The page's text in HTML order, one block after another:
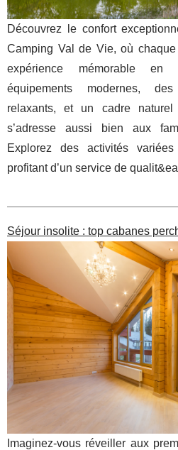
Découvrez le confort
Camping Val de Vie, où
expérience mémorable
équipements modernes,
relaxants, et un cadre
s’adresse aussi bien aux
Explorez des activités
profitant d’un service de
Séjour insolite : top cabanes
Imaginez-vous réveiller aux